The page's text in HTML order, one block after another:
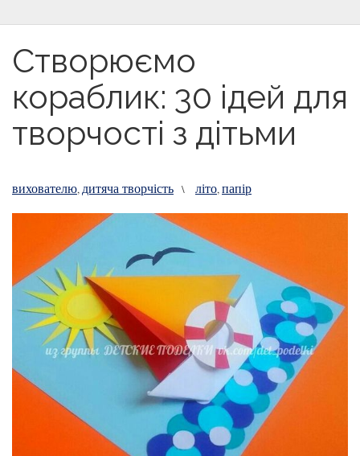
Створюємо
кораблик: 30 ідей для
творчості з дітьми
вихователю, дитяча творчість \ літо,папір